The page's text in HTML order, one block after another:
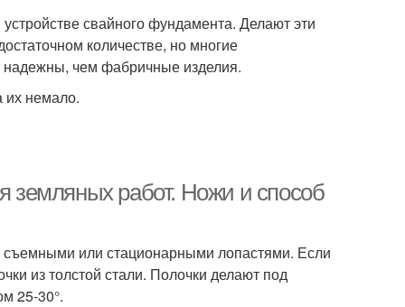
свайного фундамента. Делают эти
количестве, но многие
надежны, чем фабричные изделия.
их немало.
земляных работ. Ножи и способ
или стационарными лопастями. Если
из толстой стали. Полочки делают под
25-30°.